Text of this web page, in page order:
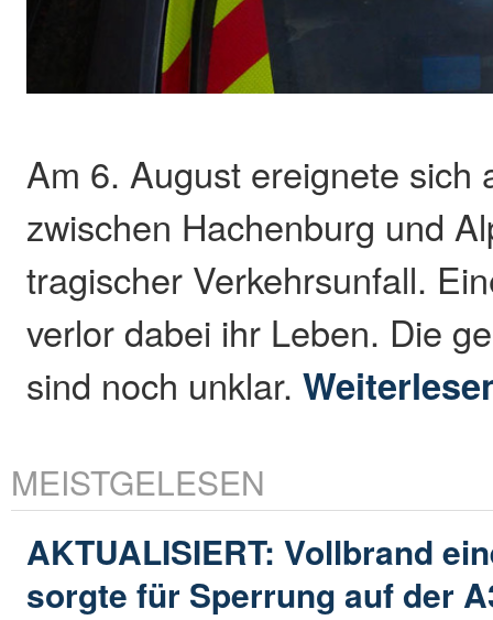
Am 6. August ereignete sich
zwischen Hachenburg und
tragischer Verkehrsunfall.
verlor dabei ihr Leben. Die
sind noch unklar.
MEISTGELESEN
AKTUALISIERT: Vollbrand
sorgte für Sperrung auf der